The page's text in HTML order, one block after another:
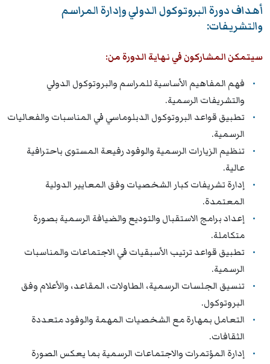
أهداف دورة البروتوكول الدولي وإدارة المراسم
والتشريفات:
سيتمكن المشاركون في نهاية الدورة من:
فهم المفاهيم الأساسية للمراسم والبروتوكول الدولي
والتشريفات الرسمية.
تطبيق قواعد البروتوكول الدبلوماسي في المناسبات والفعاليات
الرسمية.
تنظيم الزيارات الرسمية والوفود رفيعة المستوى باحترافية
عالية.
إدارة تشريفات كبار الشخصيات وفق المعايير الدولية
المعتمدة.
إعداد برامج الاستقبال والتوديع والضيافة الرسمية بصورة
متكاملة.
تطبيق قواعد ترتيب الأسبقيات في الاجتماعات والمناسبات
الرسمية.
تنسيق الجلسات الرسمية، الطاولات، المقاعد، والأعلام وفق
البروتوكول.
التعامل بمهارة مع الشخصيات المهمة والوفود متعددة
الثقافات.
إدارة المؤتمرات والاجتماعات الرسمية بما يعكس الصورة